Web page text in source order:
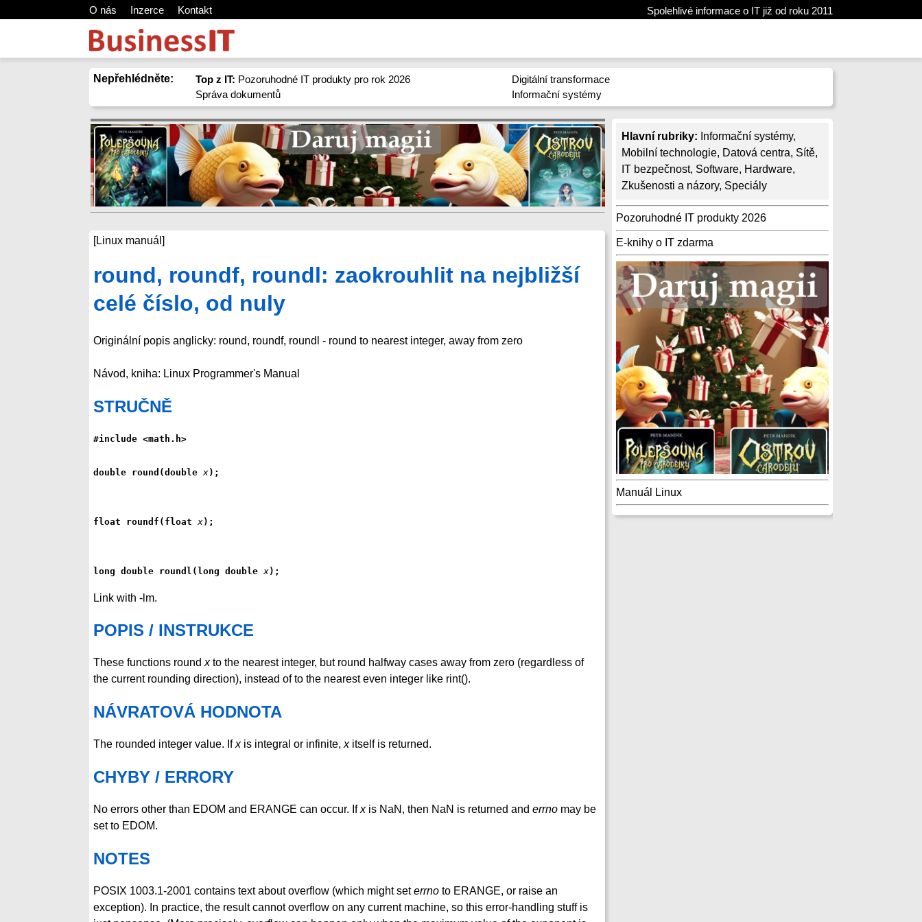
O nás Inzerce Kontakt Spolehlivé informace o IT již od roku 2011
Nepřehlédněte: Top z IT: Pozoruhodné IT produkty pro rok 2026
Správa dokumentů
Digitální transformace
Informační systémy
Hlavní rubriky: Informační systémy,
Mobilní technologie, Datová centra, Sítě,
IT bezpečnost, Software, Hardware,
Zkušenosti a názory, Speciály
Pozoruhodné IT produkty 2026
E-knihy o IT zdarma
Manuál Linux
[Linux manuál]
round, roundf, roundl: zaokrouhlit na nejbližší
celé číslo, od nuly
Originální popis anglicky: round, roundf, roundl - round to nearest integer, away from zero
Návod, kniha: Linux Programmer's Manual
STRUČNĚ
#include <math.h>
double round(double x);
float roundf(float x);
long double roundl(long double x);
Link with -lm.
POPIS / INSTRUKCE
These functions round xto the nearest integer, but round halfway cases away from zero (regardless of
the current rounding direction), instead of to the nearest even integer like rint().
NÁVRATOVÁ HODNOTA
The rounded integer value. Ifxis integral or infinite, xitself is returned.
CHYBY / ERRORY
No errors other than EDOM and ERANGE can occur. Ifxis NaN, then NaN is returned and errno may be
set to EDOM.
NOTES
POSIX 1003.1-2001 contains text about overflow (which might seterrno to ERANGE, or raise an
exception). In practice, the result cannot overflow on any current machine, so this error-handling stuff is